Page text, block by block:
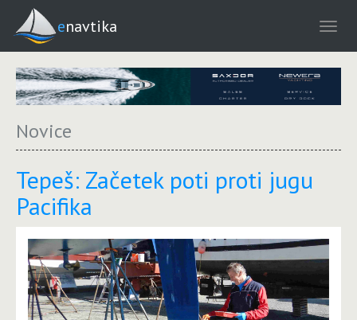
enavtika
Novice
Tepeš: Začetek poti proti jugu
Pacifika